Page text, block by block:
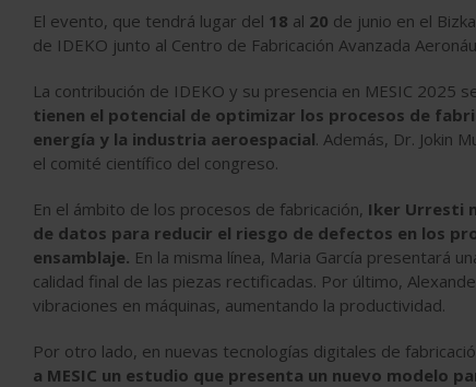
El evento, que tendrá lugar del 18 al 20 de junio en el
de IDEKO junto al Centro de Fabricación Avanzada
La contribución de IDEKO y su presencia en MESIC 2025
tienen el potencial de optimizar los procesos de
energía y la industria aeroespacial. Además, Dr. Jokin
el comité científico del congreso.
En el ámbito de los procesos de fabricación, Iker Urresti
de datos para reducir el riesgo de defectos en los
ensamblaje. En la misma línea, Maria García presentará
calidad final de las piezas rectificadas. Por último,
vibraciones en máquinas, aumentando la productividad.
Por otro lado, en nuevas tecnologías digitales de
a MESIC un estudio que presenta un nuevo modelo